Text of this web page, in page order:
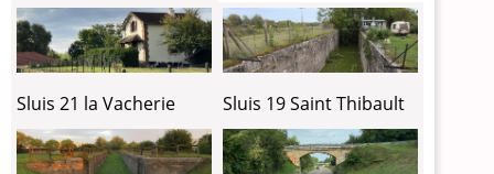
Sluis 21 la Vacherie Sluis 19 Saint Thibault